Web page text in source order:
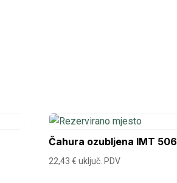
Čahura ozubljena IMT 506
22,43€ uključ. PDV